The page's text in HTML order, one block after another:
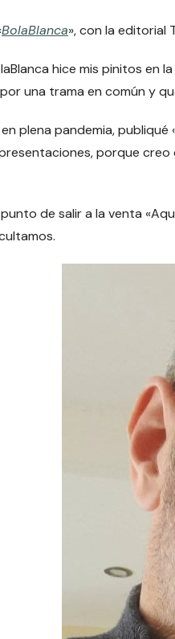
BolaBlanca», con la editorial
hice mis pinitos en
una trama en común y
plena pandemia, publiqué
porque creo
de salir a la venta